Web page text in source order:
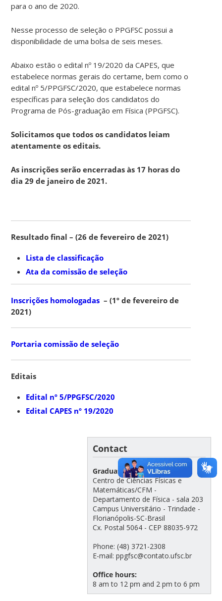
para o ano de 2020.
Nesse processo de seleção o PPGFSC possui a
disponibilidade de uma bolsa de seis meses.
Abaixo estão o edital nº 19/2020 da CAPES, que
estabelece normas gerais do certame, bem como o
edital nº 5/PPGFSC/2020, que estabelece normas
específicas para seleção dos candidatos do
Programa de Pós-graduação em Física (PPGFSC).
Solicitamos que todos os candidatos leiam
atentamente os editais.
As inscrições serão encerradas às 17 horas do
dia 29 de janeiro de 2021.
Resultado final – (26 de fevereiro de 2021)
Lista de classificação
Ata da comissão de seleção
Inscrições homologadas – (1º de fevereiro de
2021)
Portaria comissão de seleção
Editais
Edital nº 5/PPGFSC/2020
Edital CAPES nº 19/2020
Contact
Graduate Program in Physics
Centro de Ciências Físicas e
Matemáticas/CFM -
Departamento de Física - sala 203
Campus Universitário - Trindade -
Florianópolis-SC-Brasil
Cx. Postal 5064 - CEP 88035-972
Phone: (48) 3721-2308
E-mail: ppgfsc@contato.ufsc.br
Office hours:
8 am to 12 pm and 2 pm to 6 pm